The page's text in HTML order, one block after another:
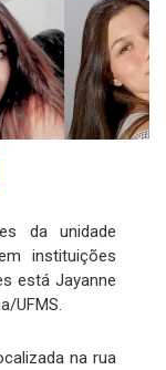
da unidade
instituições
está Jayanne
UFMS.
na rua